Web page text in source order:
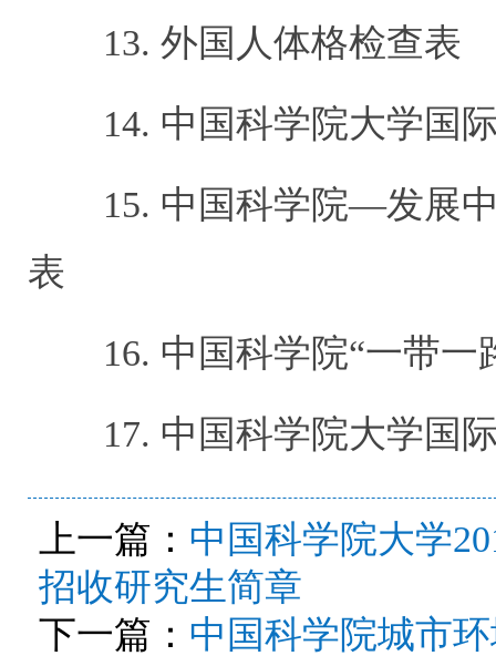
13. 外国人体格检查表
14. 中国科学院大学国
15. 中国科学院—发展
表
16. 中国科学院“一带一
17. 中国科学院大学国
上一篇： 中国科学院大学
招收研究生简章
下一篇： 中国科学院城市